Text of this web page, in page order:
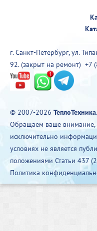
г. Санкт-Петербург, ул.
92. (закрыт на ремонт) +7
© 2007-2026 ТеплоТехника
Обращаем ваше внимание,
исключительно
условиях не является
положениями Статьи 437
Политика